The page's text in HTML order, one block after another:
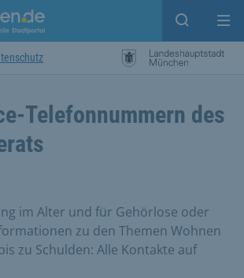
Open
Telefonnummern des
im Alter und für Gehörlose oder
zu den Themen Wohnen
zu Schulden: Alle Kontakte auf